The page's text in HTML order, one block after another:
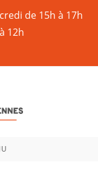
de 15h à 17h
12h